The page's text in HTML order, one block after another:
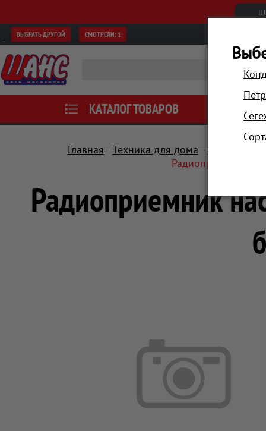
ВЫБРАТЬ ДРУГОЙ СМОТРЕЛИ: 1
КАТАЛОГ ТОВАРОВ АКЦИИ
Главная Техника для дома
Радиоприемник
Радиоприемник